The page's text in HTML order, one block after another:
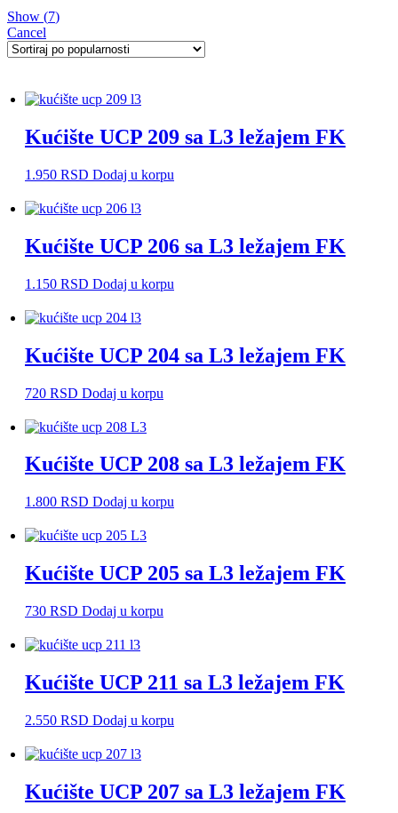
Show (7)
Cancel
Kućište UCP 209 sa L3 ležajem FK
1.950 RSD Dodaj u korpu
Kućište UCP 206 sa L3 ležajem FK
1.150 RSD Dodaj u korpu
Kućište UCP 204 sa L3 ležajem FK
720 RSD Dodaj u korpu
Kućište UCP 208 sa L3 ležajem FK
1.800 RSD Dodaj u korpu
Kućište UCP 205 sa L3 ležajem FK
730 RSD Dodaj u korpu
Kućište UCP 211 sa L3 ležajem FK
2.550 RSD Dodaj u korpu
Kućište UCP 207 sa L3 ležajem FK